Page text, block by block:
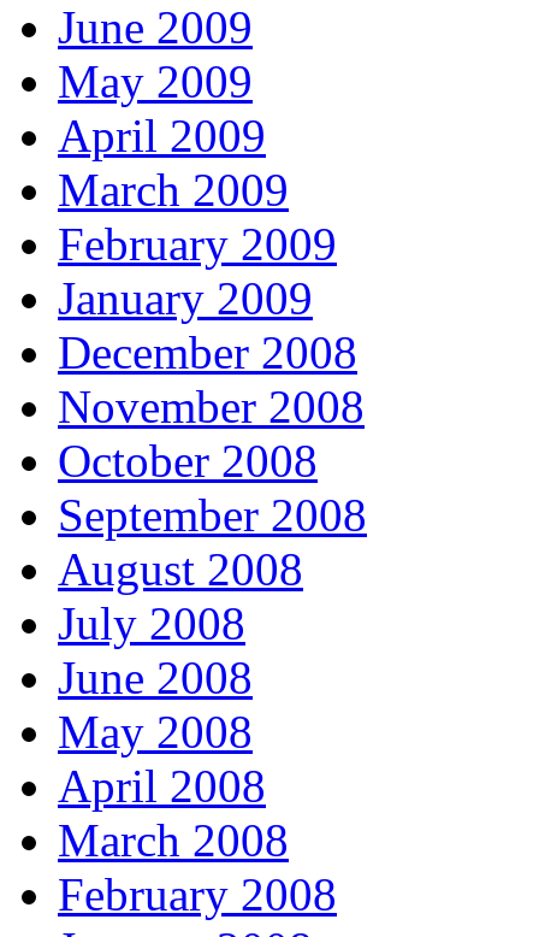
June 2009
May 2009
April 2009
March 2009
February 2009
January 2009
December 2008
November 2008
October 2008
September 2008
August 2008
July 2008
June 2008
May 2008
April 2008
March 2008
February 2008